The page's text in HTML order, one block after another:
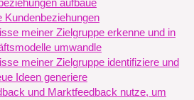
aufbaue
Kundenbeziehungen
meiner Zielgruppe erkenne und in
umwandle
meiner Zielgruppe identifiziere und
Ideen generiere
und Marktfeedback nutze, um